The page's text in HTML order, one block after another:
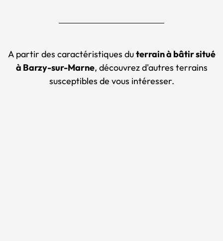
A partir des caractéristiques duterrain à bâtir situé
à Barzy-sur-Marne, découvrez d'autres terrains
susceptibles de vous intéresser.